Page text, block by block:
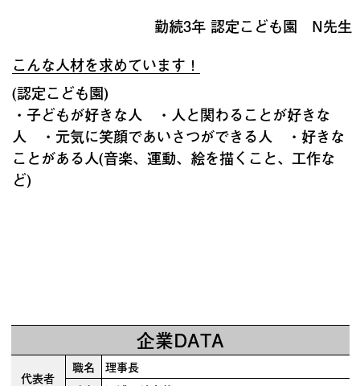
勤続3年 認定こども園 N先生
こんな人材を求めています！
(認定こども園)
・子どもが好きな人 ・人と関わることが好きな
人 ・元気に笑顔であいさつができる人 ・好きな
ことがある人(音楽、運動、絵を描くこと、工作な
ど)
企業DATA
代表者
職名
理事長